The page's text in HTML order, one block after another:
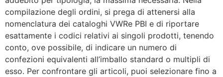
compilazione degli ordini, si prega di attenersi alla
nomenclatura dei cataloghi VWRe PBI e di riportare
esattamente i codici relativi ai singoli prodotti, tenendo
conto, ove possibile, di indicare un numero di
confezioni equivalenti all’imballo standard o multipli di
esso. Per confrontare gli articoli, puoi selezionare fino a